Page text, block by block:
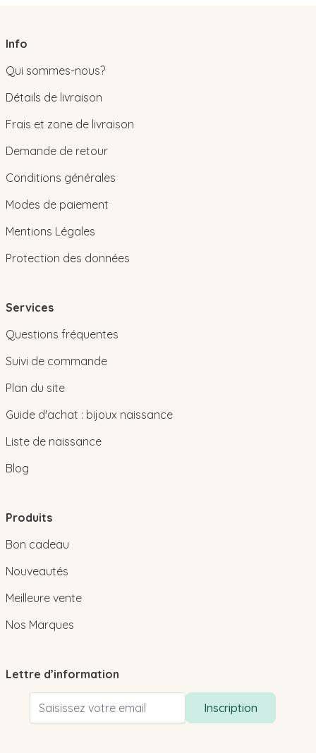
Info
Qui sommes-nous?
Détails de livraison
Frais et zone de livraison
Demande de retour
Conditions générales
Modes de paiement
Mentions Légales
Protection des données
Services
Questions fréquentes
Suivi de commande
Plan du site
Guide d'achat : bijoux naissance
Liste de naissance
Blog
Produits
Bon cadeau
Nouveautés
Meilleure vente
Nos Marques
Lettre d’information
Adresse email
Inscription